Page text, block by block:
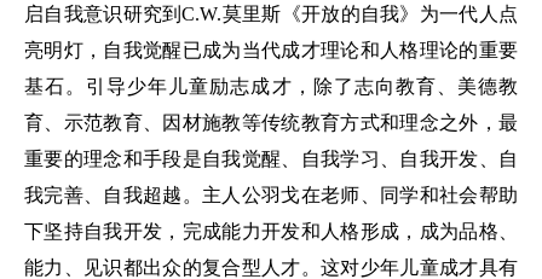
启自我意识研究到C.W.莫里斯《开放的自我》为一代人点
亮明灯，自我觉醒已成为当代成才理论和人格理论的重要
基石。引导少年儿童励志成才，除了志向教育、美德教
育、示范教育、因材施教等传统教育方式和理念之外，最
重要的理念和手段是自我觉醒、自我学习、自我开发、自
我完善、自我超越。主人公羽戈在老师、同学和社会帮助
下坚持自我开发，完成能力开发和人格形成，成为品格、
能力、见识都出众的复合型人才。这对少年儿童成才具有